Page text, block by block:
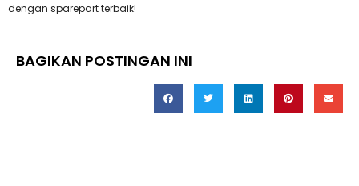
dengan sparepart terbaik!
BAGIKAN POSTINGAN INI